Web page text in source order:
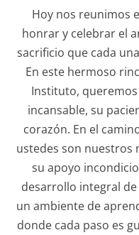
Hoy nos reunimos
honrar y celebrar el
sacrificio que cada
En este hermoso
Instituto,
incansable, su
corazón. En el
ustedes son nuestros
su apoyo
desarrollo integral
un ambiente de
donde cada paso es